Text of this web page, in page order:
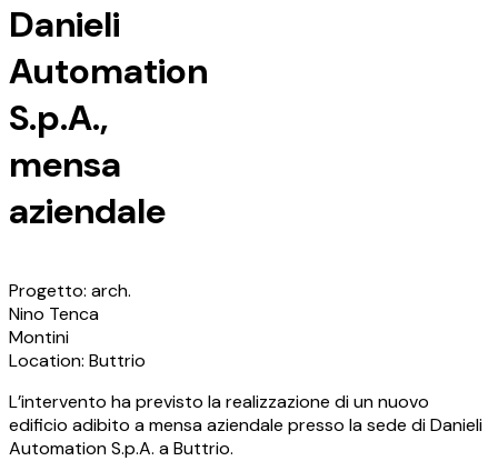
Danieli
Automation
S.p.A.,
mensa
aziendale
Progetto: arch.
Nino Tenca
Montini
Location: Buttrio
L’intervento ha previsto la realizzazione di un nuovo
edificio adibito a mensa aziendale presso la sede di Danieli
Automation S.p.A. a Buttrio.